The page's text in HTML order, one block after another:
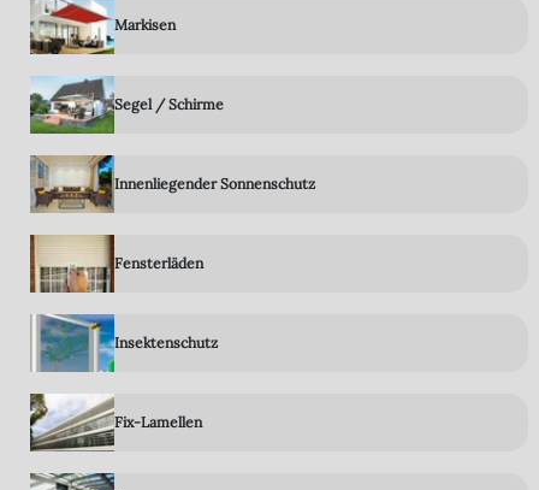
Markisen
Segel / Schirme
Innenliegender Sonnenschutz
Fensterläden
Insektenschutz
Fix-Lamellen